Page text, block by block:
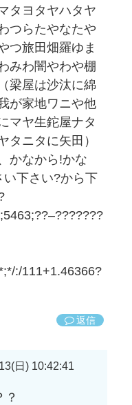
タヨタヤハタヤ
つらたやなたや
つ旅田畑羅ゆま
みわ闇やわや棚
梁屋は沙汰に綿
が家地ワニや他
マヤ生鉈屋ナタ
タニタに矢田）
かなから!かな
下さい?から下
:/111+1.46366?
返信
日) 10:42:41
？